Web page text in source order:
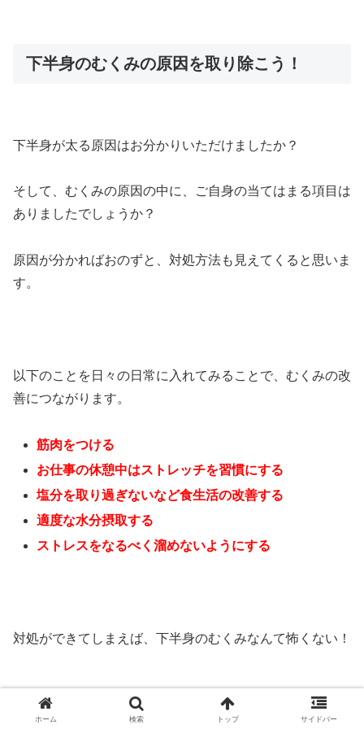
下半身のむくみの原因を取り除こう！
下半身が太る原因はお分かりいただけましたか？
そして、むくみの原因の中に、ご自身の当てはまる項目は
ありましたでしょうか？
原因が分かればおのずと、対処方法も見えてくると思いま
す。
以下のことを日々の日常に入れてみることで、むくみの改
善につながります。
筋肉をつける
お仕事の休憩中はストレッチを習慣にする
塩分を取り過ぎないなど食生活の改善する
適度な水分摂取する
ストレスをなるべく溜めないようにする
対処ができてしまえば、下半身のむくみなんて怖くない！
ホーム 検索 トップ サイドバー